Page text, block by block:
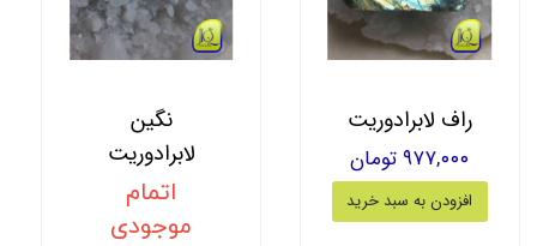
راف لابرادوریت
۹۷۷,۰۰۰ تومان
افزودن به سبد خرید
نگین
لابرادوریت
اتمام
موجودی